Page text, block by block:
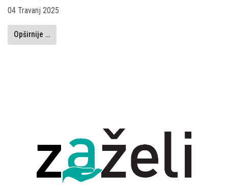
04 Travanj 2025
Opširnije …